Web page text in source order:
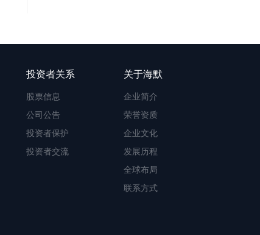
投资者关系
股票信息
公司公告
投资者保护
投资者交流
关于海默
企业简介
荣誉资质
企业文化
发展历程
全球布局
联系方式